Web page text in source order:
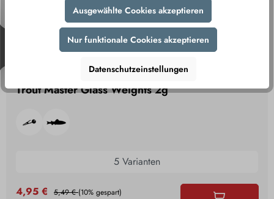
Trout Master Glass Weights 2g
5 Varianten
4,95 € 5,49 €(10% gespart)
Ausgewählte Cookies akzeptieren
Nur funktionale Cookies akzeptieren
Datenschutzeinstellungen